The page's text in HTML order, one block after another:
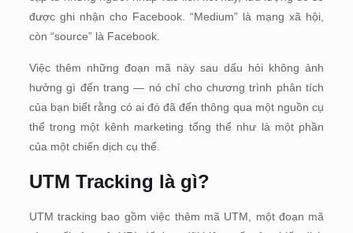
được ghi nhận cho Facebook. “Medium” là mạng xã hội,
còn “source” là Facebook.
Việc thêm những đoạn mã này sau dấu hỏi không ảnh
hưởng gì đến trang — nó chỉ cho chương trình phân tích
của bạn biết rằng có ai đó đã đến thông qua một nguồn cụ
thể trong một kênh marketing tổng thể như là một phần
của một chiến dịch cụ thể.
UTM Tracking là gì?
UTM tracking bao gồm việc thêm mã UTM, một đoạn mã